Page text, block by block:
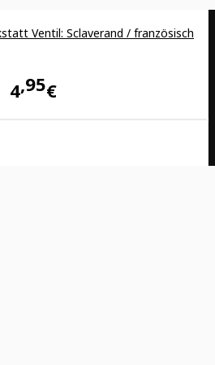
Ventil: Sclaverand / französisch
4 95€